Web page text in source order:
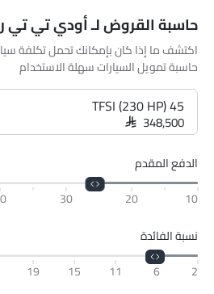
حاسبة القروض لـ أودي تي تي
اكتشف ما إذا كان بإمكانك تحمل تكلفة
حاسبة تمويل السيارات سهلة الاستخدام
45 TFSI (230 HP)
SAR 348,500
الدفع المقدم
10
20
30
نسبة الفائدة
2
6
11
15
19